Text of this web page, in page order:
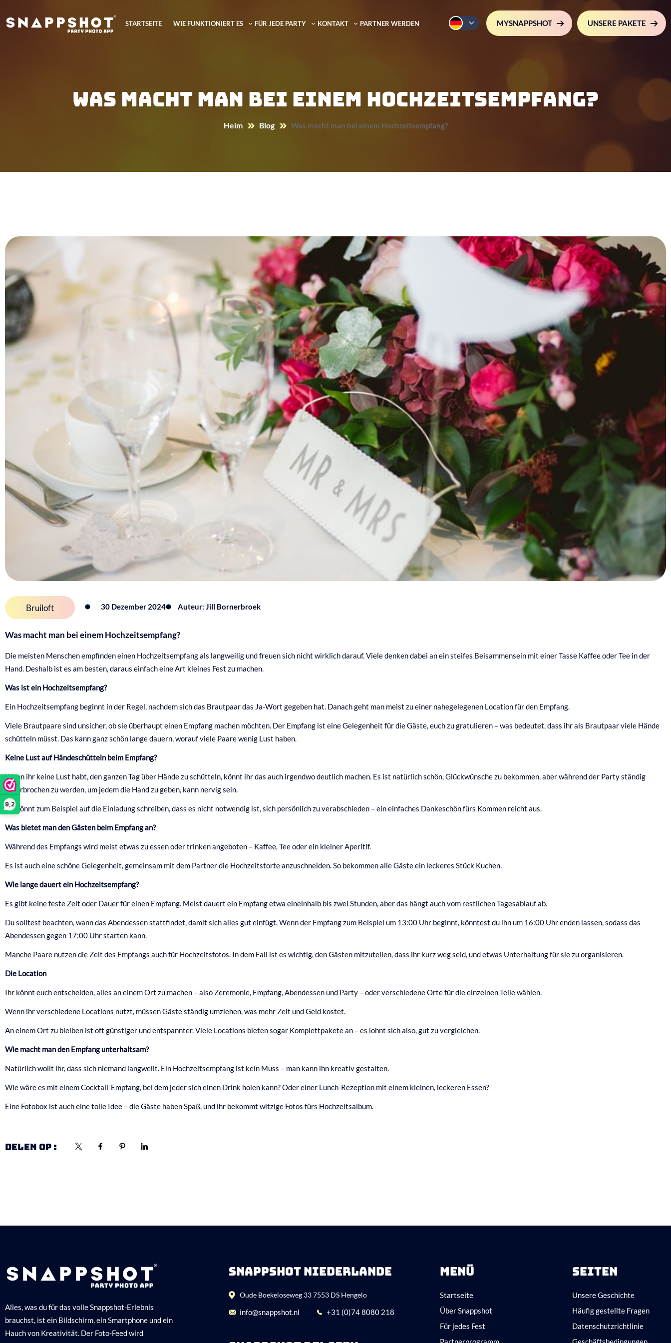
9,2
STARTSEITE WIE FUNKTIONIERT ES FÜR JEDE PARTY KONTAKT PARTNER WERDEN MYSNAPPSHOT UNSERE PAKETE
Was macht man bei einem Hochzeitsempfang?
Heim Blog Was macht man bei einem Hochzeitsempfang?
Bruiloft 30 Dezember 2024 Auteur: Jill Bornerbroek
Was macht man bei einem Hochzeitsempfang?
Die meisten Menschen empfinden einen Hochzeitsempfang als langweilig und freuen sich nicht wirklich darauf. Viele denken dabei an ein steifes Beisammensein mit einer Tasse Kaffee oder Tee in der
Hand. Deshalb ist es am besten, daraus einfach eine Art kleines Fest zu machen.
Was ist ein Hochzeitsempfang?
Ein Hochzeitsempfang beginnt in der Regel, nachdem sich das Brautpaar das Ja-Wort gegeben hat. Danach geht man meist zu einer nahegelegenen Location für den Empfang.
Viele Brautpaare sind unsicher, ob sie überhaupt einen Empfang machen möchten. Der Empfang ist eine Gelegenheit für die Gäste, euch zu gratulieren – was bedeutet, dass ihr als Brautpaar viele Hände
schütteln müsst. Das kann ganz schön lange dauern, worauf viele Paare wenig Lust haben.
Keine Lust auf Händeschütteln beim Empfang?
Wenn ihr keine Lust habt, den ganzen Tag über Hände zu schütteln, könnt ihr das auch irgendwo deutlich machen. Es ist natürlich schön, Glückwünsche zu bekommen, aber während der Party ständig
unterbrochen zu werden, um jedem die Hand zu geben, kann nervig sein.
Ihr könnt zum Beispiel auf die Einladung schreiben, dass es nicht notwendig ist, sich persönlich zu verabschieden – ein einfaches Dankeschön fürs Kommen reicht aus.
Was bietet man den Gästen beim Empfang an?
Während des Empfangs wird meist etwas zu essen oder trinken angeboten – Kaffee, Tee oder ein kleiner Aperitif.
Es ist auch eine schöne Gelegenheit, gemeinsam mit dem Partner die Hochzeitstorte anzuschneiden. So bekommen alle Gäste ein leckeres Stück Kuchen.
Wie lange dauert ein Hochzeitsempfang?
Es gibt keine feste Zeit oder Dauer für einen Empfang. Meist dauert ein Empfang etwa eineinhalb bis zwei Stunden, aber das hängt auch vom restlichen Tagesablauf ab.
Du solltest beachten, wann das Abendessen stattfindet, damit sich alles gut einfügt. Wenn der Empfang zum Beispiel um 13:00 Uhr beginnt, könntest du ihn um 16:00 Uhr enden lassen, sodass das
Abendessen gegen 17:00 Uhr starten kann.
Manche Paare nutzen die Zeit des Empfangs auch für Hochzeitsfotos. In dem Fall ist es wichtig, den Gästen mitzuteilen, dass ihr kurz weg seid, und etwas Unterhaltung für sie zu organisieren.
Die Location
Ihr könnt euch entscheiden, alles an einem Ort zu machen – also Zeremonie, Empfang, Abendessen und Party – oder verschiedene Orte für die einzelnen Teile wählen.
Wenn ihr verschiedene Locations nutzt, müssen Gäste ständig umziehen, was mehr Zeit und Geld kostet.
An einem Ort zu bleiben ist oft günstiger und entspannter. Viele Locations bieten sogar Komplettpakete an – es lohnt sich also, gut zu vergleichen.
Wie macht man den Empfang unterhaltsam?
Natürlich wollt ihr, dass sich niemand langweilt. Ein Hochzeitsempfang ist kein Muss – man kann ihn kreativ gestalten.
Wie wäre es mit einem Cocktail-Empfang, bei dem jeder sich einen Drink holen kann? Oder einer Lunch-Rezeption mit einem kleinen, leckeren Essen?
Eine Fotobox ist auch eine tolle Idee – die Gäste haben Spaß, und ihr bekommt witzige Fotos fürs Hochzeitsalbum.
DELEN OP :
Alles, was du für das volle Snappshot-Erlebnis
brauchst, ist ein Bildschirm, ein Smartphone und ein
Hauch von Kreativität. Der Foto-Feed wird
SNAPPSHOT NIEDERLANDE
Oude Boekeloseweg 33 7553 DS Hengelo
info@snappshot.nl +31 (0)74 8080 218
MENÜ
Startseite
Über Snappshot
Für jedes Fest
SEITEN
Unsere Geschichte
Häufig gestellte Fragen
Datenschutzrichtlinie